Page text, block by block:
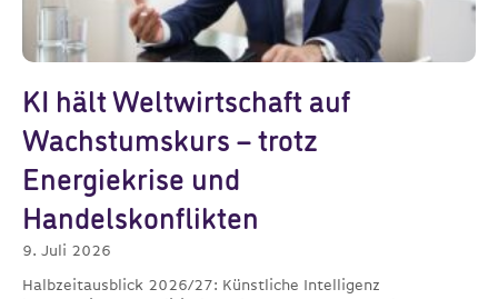
KI hält Weltwirtschaft auf
Wachstumskurs – trotz
Energiekrise und
Handelskonflikten
9. Juli 2026
Halbzeitausblick 2026/27: Künstliche Intelligenz